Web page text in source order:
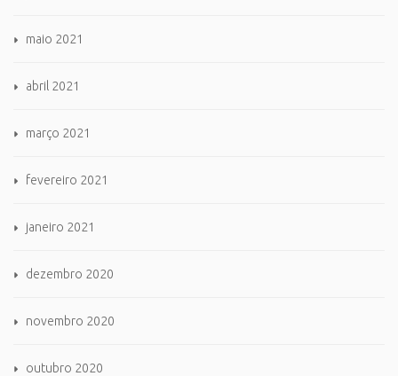
maio 2021
abril 2021
março 2021
fevereiro 2021
janeiro 2021
dezembro 2020
novembro 2020
outubro 2020